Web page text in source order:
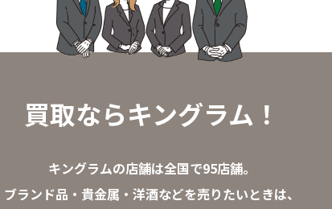
買取ならキングラム！
キングラムの店舗は全国で95店舗。
ブランド品・貴金属・洋酒などを売りたいときは、